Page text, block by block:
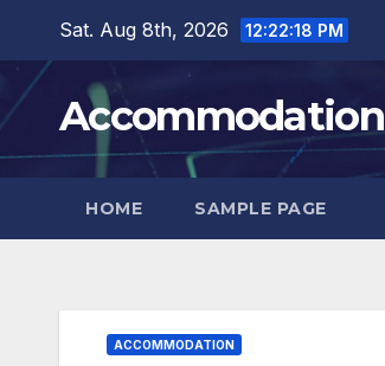
content
Sat. Aug 8th, 2026 12:22:19 PM
Accommodation
HOME SAMPLE PAGE
ACCOMMODATION